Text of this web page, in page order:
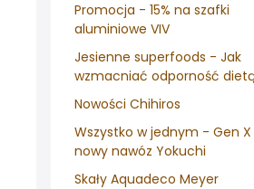
Promocja - 15% na szafki
aluminiowe VIV
Jesienne superfoods - Jak
wzmacniać odporność
Nowości Chihiros
Wszystko w jednym - Gen X
nowy nawóz Yokuchi
Skały Aquadeco Meyer